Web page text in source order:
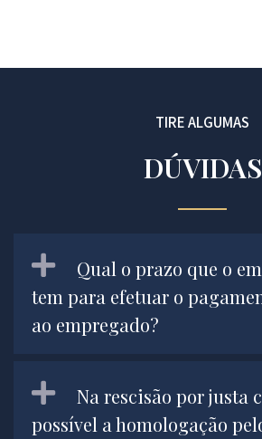
TIRE ALGUMAS
DÚVIDAS
Qual o prazo que o
tem para efetuar o
ao empregado?
Na rescisão por justa
possível a homologação